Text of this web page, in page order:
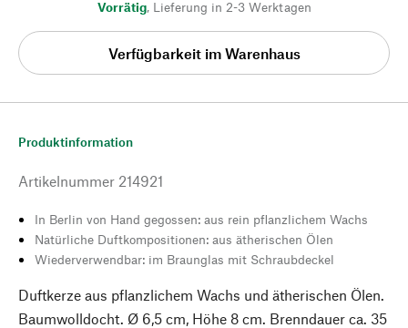
Vorrätig, Lieferung in 2-3 Werktagen
Verfügbarkeit im Warenhaus
Produktinformation
Artikelnummer 214921
In Berlin von Hand gegossen: aus rein pflanzlichem Wachs
Natürliche Duftkompositionen: aus ätherischen Ölen
Wiederverwendbar: im Braunglas mit Schraubdeckel
Duftkerze aus pflanzlichem Wachs und ätherischen Ölen.
Baumwolldocht. Ø 6,5 cm, Höhe 8 cm. Brenndauer ca. 35